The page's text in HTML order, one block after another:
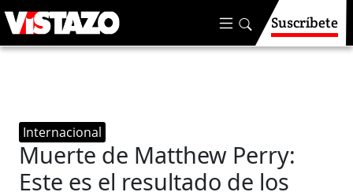
Suscríbete
Internacional
Muerte de Matthew Perry:
Este es el resultado de los